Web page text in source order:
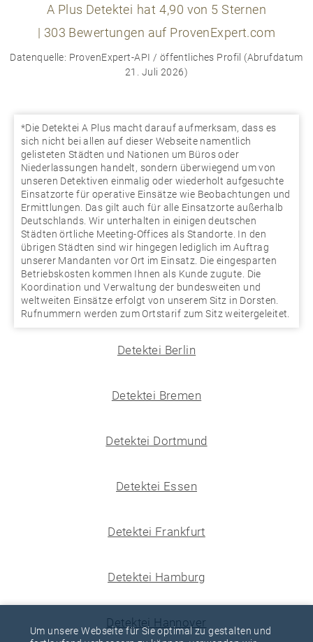
A Plus Detektei hat 4,90 von 5 Sternen
303 Bewertungen auf ProvenExpert.com
Datenquelle: ProvenExpert-API / öffentliches Profil (Abrufdatum
21. Juli 2026)
*Die Detektei A Plus macht darauf aufmerksam, dass es
sich nicht bei allen auf dieser Webseite namentlich
gelisteten Städten und Nationen um Büros oder
Niederlassungen handelt, sondern überwiegend um von
unseren Detektiven einmalig oder wiederholt aufgesuchte
Einsatzorte für operative Einsätze wie Beobachtungen und
Ermittlungen. Das gilt auch für alle Einsatzorte außerhalb
Deutschlands. Wir unterhalten in einigen deutschen
Städten örtliche Meeting-Offices als Standorte. In den
übrigen Städten sind wir hingegen lediglich im Auftrag
unserer Mandanten vor Ort im Einsatz. Die eingesparten
Betriebskosten kommen Ihnen als Kunde zugute. Die
Koordination und Verwaltung der bundesweiten und
weltweiten Einsätze erfolgt von unserem Sitz in Dorsten.
Rufnummern werden zum Ortstarif zum Sitz weitergeleitet.
Detektei Berlin
Detektei Bremen
Detektei Dortmund
Detektei Essen
Detektei Frankfurt
Detektei Hamburg
Detektei Hannover
Um unsere Webseite für Sie optimal zu gestalten und